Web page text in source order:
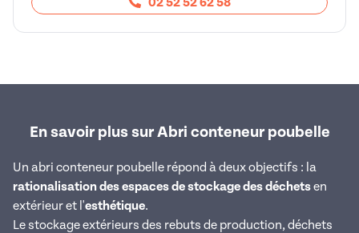
En savoir plus sur Abri conteneur poubelle
Un abri conteneur poubelle répond à deux objectifs : la
rationalisation des espaces de stockage des déchetsen
extérieur et l'esthétique.
Le stockage extérieurs des rebuts de production, déchets